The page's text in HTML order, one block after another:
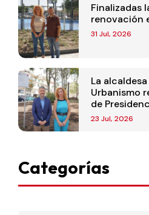
Finalizadas
renovación
31 Jul, 2026
La
Urbanismo
de
de Madrid
23 Jul, 2026
Categorías